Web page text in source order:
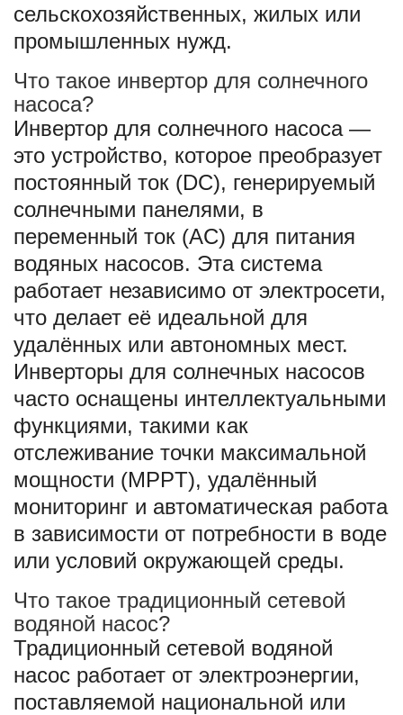
сельскохозяйственных, жилых или
промышленных нужд.
Что такое инвертор для солнечного
насоса?
Инвертор для солнечного насоса —
это устройство, которое преобразует
постоянный ток (DC), генерируемый
солнечными панелями, в
переменный ток (AC) для питания
водяных насосов. Эта система
работает независимо от электросети,
что делает её идеальной для
удалённых или автономных мест.
Инверторы для солнечных насосов
часто оснащены интеллектуальными
функциями, такими как
отслеживание точки максимальной
мощности (MPPT), удалённый
мониторинг и автоматическая работа
в зависимости от потребности в воде
или условий окружающей среды.
Что такое традиционный сетевой
водяной насос?
Традиционный сетевой водяной
насос работает от электроэнергии,
поставляемой национальной или